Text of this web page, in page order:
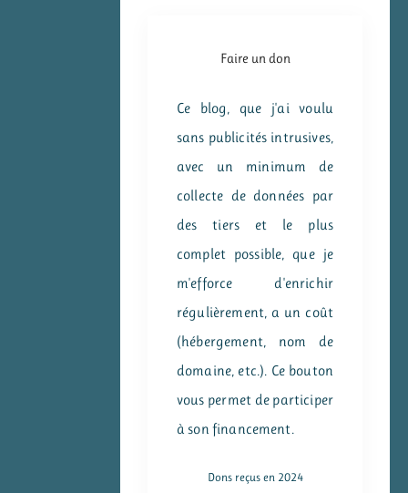
Faire un don
Ce blog, que j'ai voulu
sans publicités intrusives,
avec un minimum de
collecte de données par
des tiers et le plus
complet possible, que je
m'efforce d'enrichir
régulièrement, a un coût
(hébergement, nom de
domaine, etc.). Ce bouton
vous permet de participer
à son financement.
Dons reçus en 2024